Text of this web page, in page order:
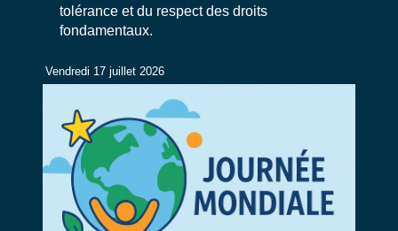
tolérance et du respect des droits
fondamentaux.
Vendredi 17 juillet 2026